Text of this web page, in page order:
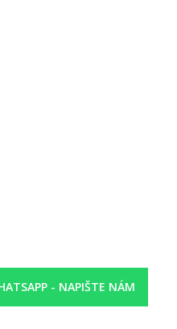
- NAPIŠTE NÁM